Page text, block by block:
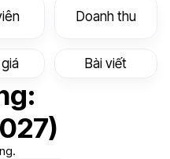
Doanh thu
Bài viết